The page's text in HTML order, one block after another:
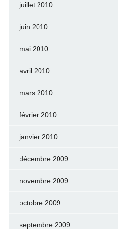
juillet 2010
juin 2010
mai 2010
avril 2010
mars 2010
février 2010
janvier 2010
décembre 2009
novembre 2009
octobre 2009
septembre 2009